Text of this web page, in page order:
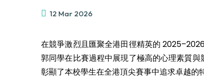
12 Mar 2026
在競爭激烈且匯聚全港田徑精英的
郭同學在比賽過程中展現了極高的心理素質
彰顯了本校學生在全港頂尖賽事中追求卓越的